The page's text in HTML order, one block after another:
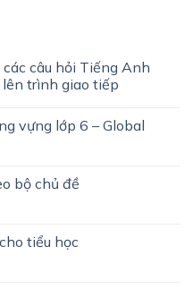
câu hỏi Tiếng Anh
trình giao tiếp
vựng lớp 6 – Global
bộ chủ đề
tiểu học